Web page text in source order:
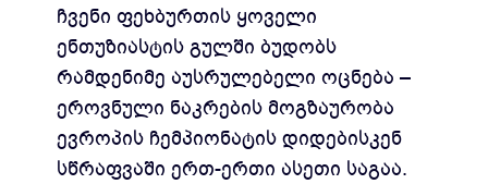
ჩვენი ფეხბურთის ყოველი
ენთუზიასტის გულში ბუდობს
რამდენიმე აუსრულებელი ოცნება –
ეროვნული ნაკრების მოგზაურობა
ევროპის ჩემპიონატის დიდებისკენ
სწრაფვაში ერთ-ერთი ასეთი საგაა.